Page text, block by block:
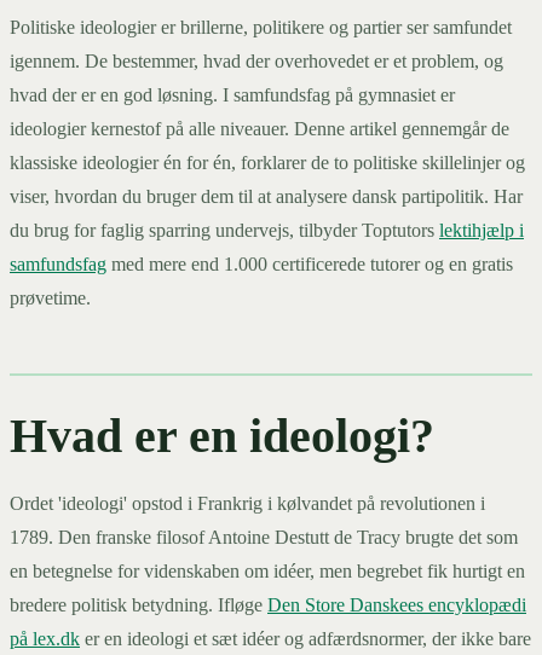
Politiske ideologier er brillerne, politikere og partier ser samfundet
igennem. De bestemmer, hvad der overhovedet er et problem, og
hvad der er en god løsning. I samfundsfag på gymnasiet er
ideologier kernestof på alle niveauer. Denne artikel gennemgår de
klassiske ideologier én for én, forklarer de to politiske skillelinjer og
viser, hvordan du bruger dem til at analysere dansk partipolitik. Har
du brug for faglig sparring undervejs, tilbyder Toptutors lektihjælp i
samfundsfag med mere end 1.000 certificerede tutorer og en gratis
prøvetime.
Hvad er en ideologi?
Ordet 'ideologi' opstod i Frankrig i kølvandet på revolutionen i
1789. Den franske filosof Antoine Destutt de Tracy brugte det som
en betegnelse for videnskaben om idéer, men begrebet fik hurtigt en
bredere politisk betydning. Ifløge Den Store Danskees encyklopædi
på lex.dk er en ideologi et sæt idéer og adfærdsnormer, der ikke bare